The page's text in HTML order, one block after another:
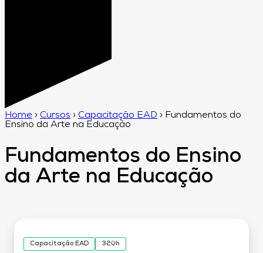
Home › Cursos › Capacitação EAD › Fundamentos do
Ensino da Arte na Educação
Fundamentos do Ensino
da Arte na Educação
Capacitação EAD 320h